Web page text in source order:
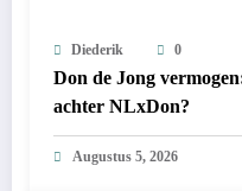
Diederik 0
Don de Jong
achter NLxDon?
Augustus 5, 2026